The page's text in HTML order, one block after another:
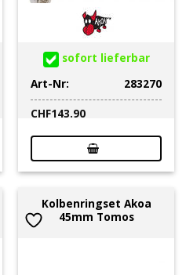
sofort lieferbar
Art-Nr:
283270
CHF143.90
Kolbenringset Akoa
45mm Tomos